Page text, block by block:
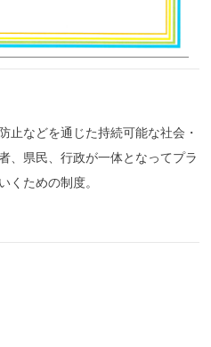
止などを通じた持続可能な社会・
、県民、行政が一体となってプラ
くための制度。